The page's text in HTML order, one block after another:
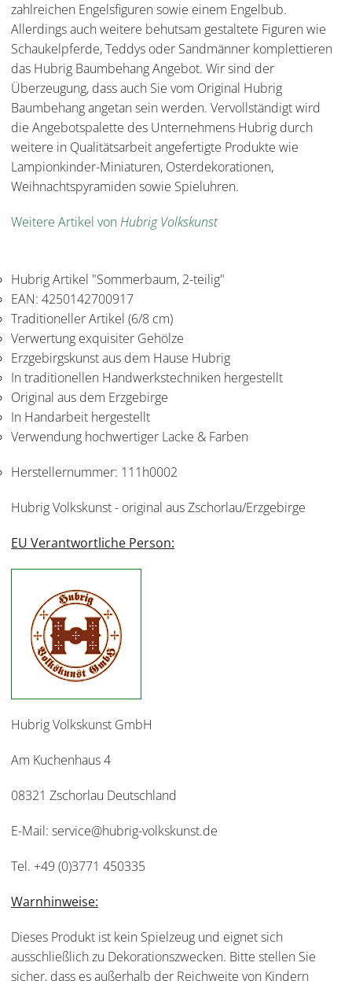
zahlreichen Engelsfiguren sowie einem Engelbub.
Allerdings auch weitere behutsam gestaltete Figuren wie
Schaukelpferde, Teddys oder Sandmänner komplettieren
das Hubrig Baumbehang Angebot. Wir sind der
Überzeugung, dass auch Sie vom Original Hubrig
Baumbehang angetan sein werden. Vervollständigt wird
die Angebotspalette des Unternehmens Hubrig durch
weitere in Qualitätsarbeit angefertigte Produkte wie
Lampionkinder-Miniaturen, Osterdekorationen,
Weihnachtspyramiden sowie Spieluhren.
Weitere Artikel vonHubrig Volkskunst
Hubrig Artikel "Sommerbaum, 2-teilig"
EAN: 4250142700917
Traditioneller Artikel (6/8 cm)
Verwertung exquisiter Gehölze
Erzgebirgskunst aus dem Hause Hubrig
In traditionellen Handwerkstechniken hergestellt
Original aus dem Erzgebirge
In Handarbeit hergestellt
Verwendung hochwertiger Lacke & Farben
Herstellernummer: 111h0002
Hubrig Volkskunst - original aus Zschorlau/Erzgebirge
EU Verantwortliche Person:
Hubrig Volkskunst GmbH
Am Kuchenhaus 4
08321 Zschorlau Deutschland
E-Mail: service@hubrig-volkskunst.de
Tel. +49 (0)3771 450335
Warnhinweise:
Dieses Produkt ist kein Spielzeug und eignet sich
ausschließlich zu Dekorationszwecken. Bitte stellen Sie
sicher, dass es außerhalb der Reichweite von Kindern